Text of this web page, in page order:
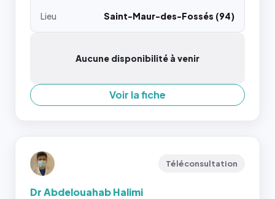
Lieu
Saint-Maur-des-Fossés (94)
Aucune disponibilité à venir
Voir la fiche
Téléconsultation
Dr Abdelouahab Halimi